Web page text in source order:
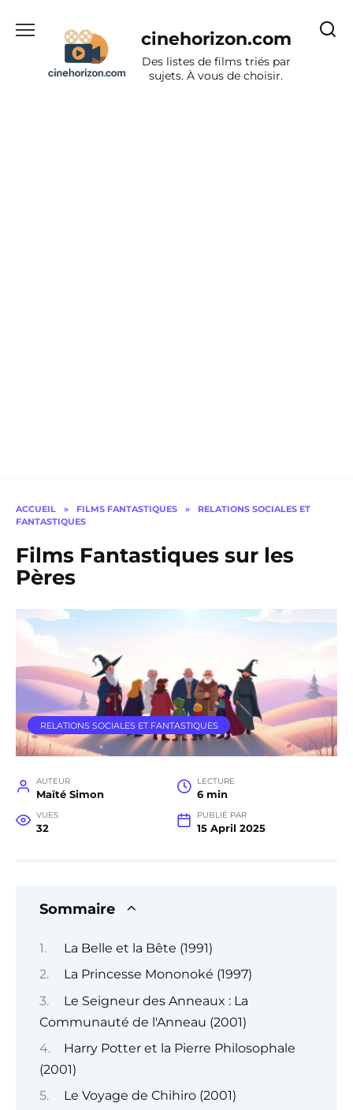
cinehorizon.com
Des listes de films triés par
sujets. À vous de choisir.
ACCUEIL » FILMS FANTASTIQUES »
RELATIONS SOCIALES ET
FANTASTIQUES
Films Fantastiques sur les
Pères
RELATIONS SOCIALES ET FANTASTIQUES
AUTEUR
Maïté Simon
LECTURE
6 min
VUES
32
PUBLIÉ PAR
15 April 2025
Sommaire
La Belle et la Bête (1991)
La Princesse Mononoké (1997)
Le Seigneur des Anneaux : La
Communauté de l'Anneau (2001)
Harry Potter et la Pierre Philosophale
(2001)
Le Voyage de Chihiro (2001)